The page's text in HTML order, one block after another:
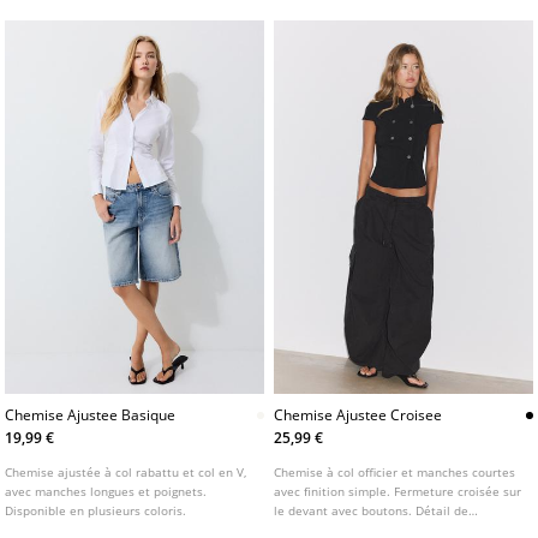
Chemise Ajustee Basique
19,99 €
Chemise ajustée à col rabattu et col en V,
avec manches longues et poignets.
Disponible en plusieurs coloris.
Chemise Ajustee Croisee
25,99 €
Chemise à col officier et manches courtes
avec finition simple. Fermeture croisée sur
le devant avec boutons. Détail de